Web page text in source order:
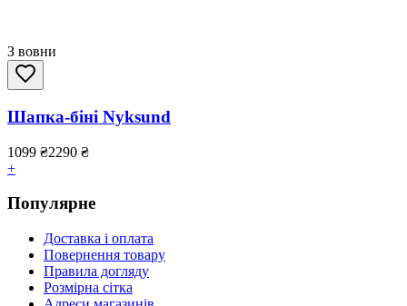
З вовни
Шапка-біні Nyksund
1099 ₴2290 ₴
+
Популярне
Доставка і оплата
Повернення товару
Правила догляду
Розмірна сітка